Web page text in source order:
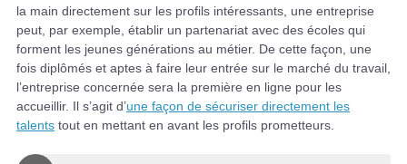
la main directement sur les profils intéressants, une entreprise
peut, par exemple, établir un partenariat avec des écoles qui
forment les jeunes générations au métier. De cette façon, une
fois diplômés et aptes à faire leur entrée sur le marché du travail,
l’entreprise concernée sera la première en ligne pour les
accueillir. Il s’agit d’une façon de sécuriser directement les
talents tout en mettant en avant les profils prometteurs.